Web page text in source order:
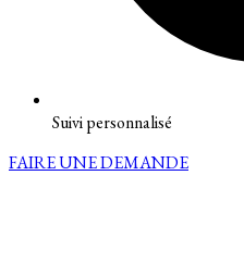
Suivi personnalisé
FAIRE UNE DEMANDE